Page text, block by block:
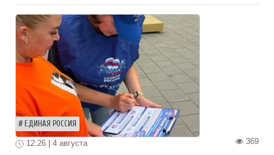
ЕДИНАЯ РОССИЯ
369
12:26 | 4 августа